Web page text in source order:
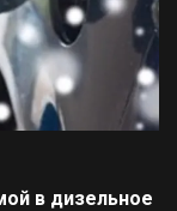
в дизельное